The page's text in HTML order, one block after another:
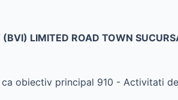
LIMITED ROAD TOWN
ca obiectiv principal 910 - Activitati